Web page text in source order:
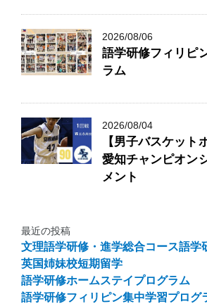
2026/08/06
語学研修フィリピ
ラム
2026/08/04
【男子バスケット
愛知チャンピオン
メント
最近の投稿
文理語学研修・進学総合コース語学
英国姉妹校短期留学
語学研修ホームステイプログラム
語学研修フィリピン集中学習プログ